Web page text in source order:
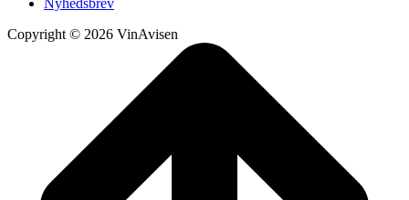
Nyhedsbrev
Copyright © 2026 VinAvisen